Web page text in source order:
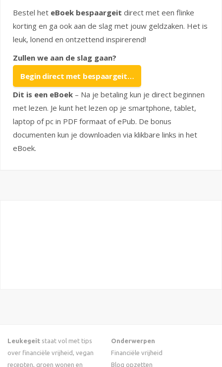
Bestel het eBoek bespaargeit direct met een flinke
korting en ga ook aan de slag met jouw geldzaken. Het is
leuk, lonend en ontzettend inspirerend!
Zullen we aan de slag gaan?
Begin direct met bespaargeit…
Dit is een eBoek – Na je betaling kun je direct beginnen
met lezen. Je kunt het lezen op je smartphone, tablet,
laptop of pc in PDF formaat of ePub. De bonus
documenten kun je downloaden via klikbare links in het
eBoek.
Leukegeit staat vol met tips
over financiële vrijheid, vegan
recepten, groen wonen en
Onderwerpen
Financiële vrijheid
Blog opzetten